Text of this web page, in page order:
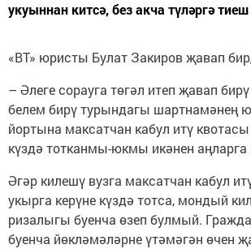
укуыннан китсә, без акча түләргә
«ВТ» юристы Булат Закиров җавап
– Әлеге сорауга төгәл итеп җавап
белем бирү турындагы шартнамәнең
йортына максатчан кабул итү квотасы
күздә тотканмы-юкмы икәнен аңларга
Әгәр килешү вузга максатчан кабул
укырга керүне күздә тотса, мондый
ризалыгы буенча өзеп булмый.
буенча йөкләмәләрне үтәмәгән өчен